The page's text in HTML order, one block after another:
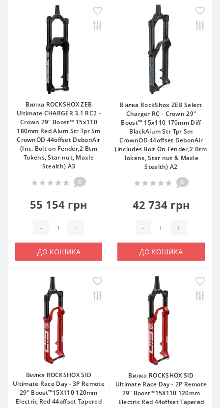
Вилка ROCKSHOX ZEB
Ultimate CHARGER 3.1 RC2 -
Crown 29" Boost™ 15x110
180mm Red Alum Str Tpr Sm
CrownOD 44offset DebonAir
(Inc. Bolt on Fender,2 Btm
Tokens, Star nut, Maxle
Stealth) A3
0
55 154 грн
- +
ДО КОШИКА
Вилка RockShox ZEB Select
Charger RC - Crown 29"
Boost™ 15x110 170mm Diff
BlackAlum Str Tpr Sm
CrownOD 44offset DebonAir
(includes Bolt On Fender,2 Btm
Tokens, Star nut & Maxle
Stealth) A2
0
42 734 грн
- +
ДО КОШИКА
Вилка ROCKSHOX SID
Ultimate Race Day - 3P Remote
29" Boost™15X110 120mm
Electric Red 44offset Tapered
Вилка ROCKSHOX SID
Ultimate Race Day - 2P Remote
29" Boost™15X110 120mm
Electric Red 44offset Tapered